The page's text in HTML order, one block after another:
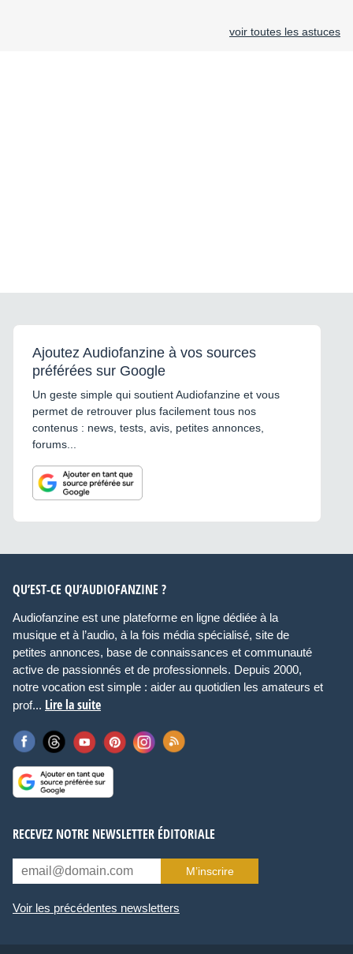
voir toutes les astuces
Ajoutez Audiofanzine à vos sources
préférées sur Google
Un geste simple qui soutient Audiofanzine et vous
permet de retrouver plus facilement tous nos
contenus : news, tests, avis, petites annonces,
forums...
QU’EST-CE QU’AUDIOFANZINE ?
Audiofanzine est une plateforme en ligne dédiée à la
musique et à l’audio, à la fois média spécialisé, site de
petites annonces, base de connaissances et communauté
active de passionnés et de professionnels. Depuis 2000,
notre vocation est simple : aider au quotidien les amateurs et
prof... Lire la suite
RECEVEZ NOTRE NEWSLETTER ÉDITORIALE
M’inscrire
Voir les précédentes newsletters